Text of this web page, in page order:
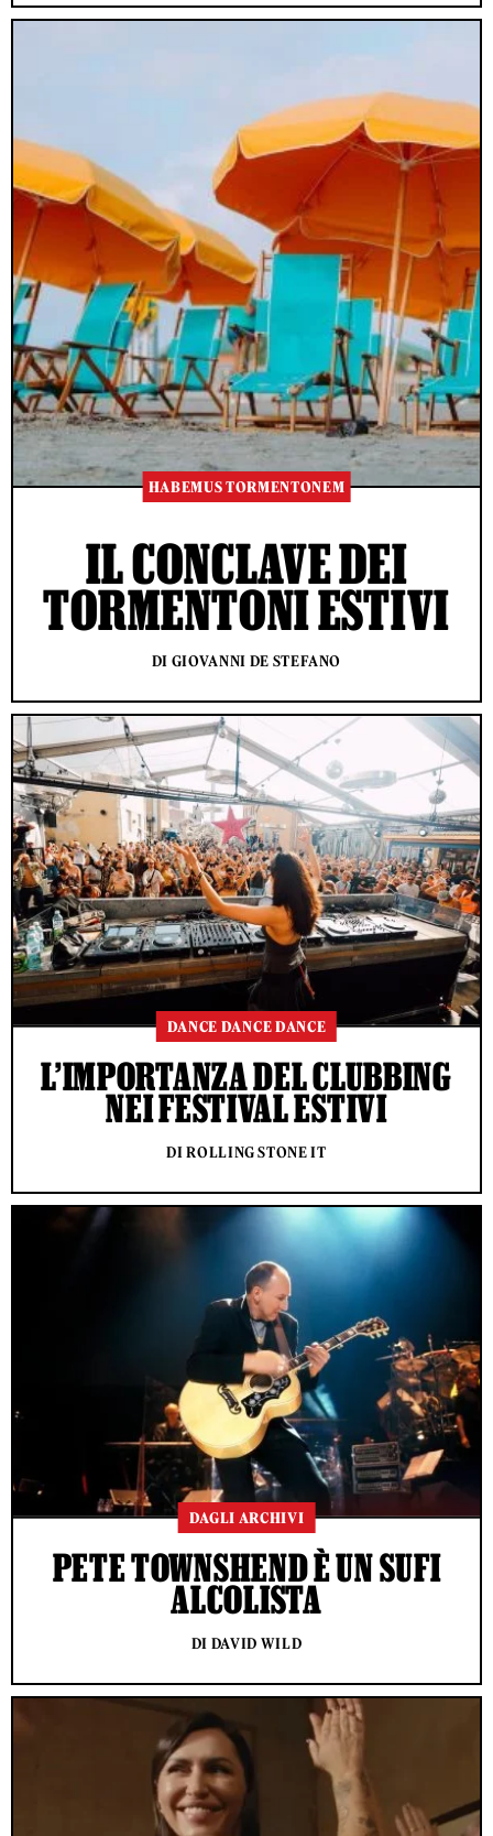
HABEMUS TORMENTONEM
IL CONCLAVE DEI
TORMENTONI ESTIVI
DI GIOVANNI DE STEFANO
DANCE DANCE DANCE
L’IMPORTANZA DEL CLUBBING
NEI FESTIVAL ESTIVI
DI ROLLING STONE IT
DAGLI ARCHIVI
PETE TOWNSHEND È UN SUFI
ALCOLISTA
DI DAVID WILD